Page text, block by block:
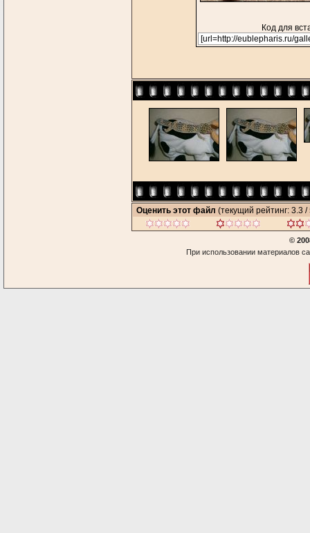
Код для
Оценить этот файл (текущий рейтинг: 3.3 /
©
При использовании материалов